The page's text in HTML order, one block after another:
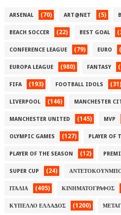
ARSENAL (70) ART@NET (5)
BEACH SOCCER (22) BEST GOAL
CONFERENCE LEAGUE (79) EURO
EUROPA LEAGUE (980) FANTASY
FIFA (193) FOOTBALL IDOLS (31)
LIVERPOOL (146) MANCHESTER
MANCHESTER UNITED (145) MVP
OLYMPIC GAMES (127) PLAYER OF
PLAYER OF THE SEASON (12)
SUPER CUP (24)
ΙΤΑΛΙΑ (405) ΚΙΝΗΜΑΤΟΓΡΑΦΟΣ
ΚΥΠΕΛΛΟ ΕΛΛΑΔΟΣ (1200)